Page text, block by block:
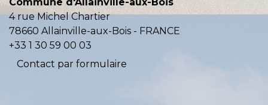
Commune d'Allainville-aux-Bois
4 rue Michel Chartier
78660 Allainville-aux-Bois - FRANCE
+33 1 30 59 00 03
Contact par formulaire